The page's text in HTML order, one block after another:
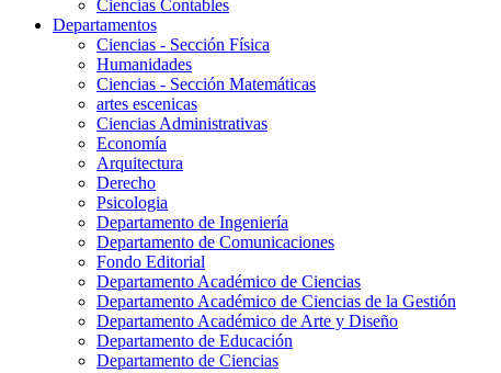
Ciencias Contables
Departamentos
Ciencias - Sección Física
Humanidades
Ciencias - Sección Matemáticas
artes escenicas
Ciencias Administrativas
Economía
Arquitectura
Derecho
Psicologia
Departamento de Ingeniería
Departamento de Comunicaciones
Fondo Editorial
Departamento Académico de Ciencias
Departamento Académico de Ciencias de la Gestión
Departamento Académico de Arte y Diseño
Departamento de Educación
Departamento de Ciencias